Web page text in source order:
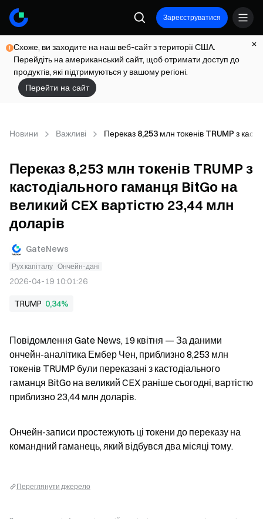
Зареєструватися
Схоже, ви заходите на наш веб-сайт з території США.
Перейдіть на американський сайт, щоб отримати доступ до
продуктів, які підтримуються у вашому регіоні.
Перейти на сайт
Новини Важливі Переказ 8,253 млн токенів TRUMP з
Переказ 8,253 млн токенів TRUMP з
кастодіального гаманця BitGo на
великий CEX вартістю 23,44 млн
доларів
GateNews
Рух капіталу Ончейн-дані
2026-04-19 10:01:26
TRUMP 0,34%
Повідомлення Gate News, 19 квітня — За даними
ончейн-аналітика Ембер Чен, приблизно 8,253 млн
токенів TRUMP були переказані з кастодіального
гаманця BitGo на великий CEX раніше сьогодні, вартістю
приблизно 23,44 млн доларів.
Ончейн-записи простежують ці токени до переказу на
командний гаманець, який відбувся два місяці тому.
Переглянути джерело